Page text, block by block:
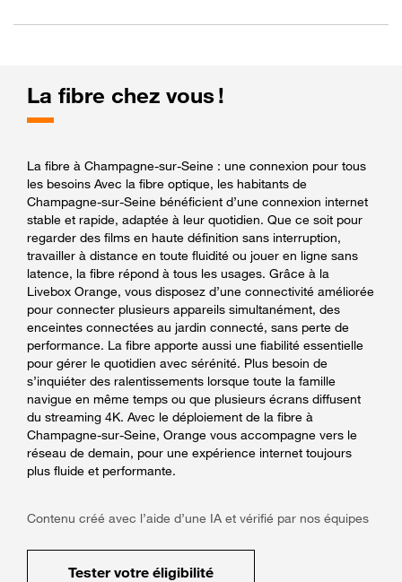
La fibre chez vous !
La fibre à Champagne-sur-Seine : une connexion pour tous
les besoins Avec la fibre optique, les habitants de
Champagne-sur-Seine bénéficient d’une connexion internet
stable et rapide, adaptée à leur quotidien. Que ce soit pour
regarder des films en haute définition sans interruption,
travailler à distance en toute fluidité ou jouer en ligne sans
latence, la fibre répond à tous les usages. Grâce à la
Livebox Orange, vous disposez d’une connectivité améliorée
pour connecter plusieurs appareils simultanément, des
enceintes connectées au jardin connecté, sans perte de
performance. La fibre apporte aussi une fiabilité essentielle
pour gérer le quotidien avec sérénité. Plus besoin de
s’inquiéter des ralentissements lorsque toute la famille
navigue en même temps ou que plusieurs écrans diffusent
du streaming 4K. Avec le déploiement de la fibre à
Champagne-sur-Seine, Orange vous accompagne vers le
réseau de demain, pour une expérience internet toujours
plus fluide et performante.
Contenu créé avec l’aide d’une IA et vérifié par nos équipes
Tester votre éligibilité